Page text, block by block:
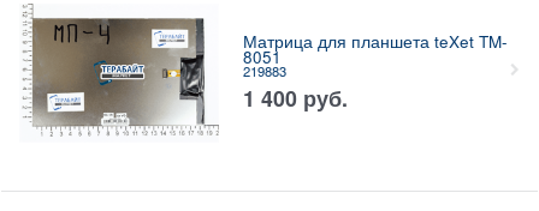
Матрица для планшета teXet TM-
8051
219883
1 400 руб.